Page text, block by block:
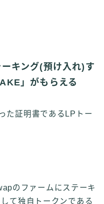
キング(預け入れ)す
」がもらえる
た証明書であるLPトー
のファームにステーキ
て独自トークンである